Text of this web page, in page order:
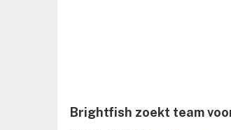
Brightfish zoekt team